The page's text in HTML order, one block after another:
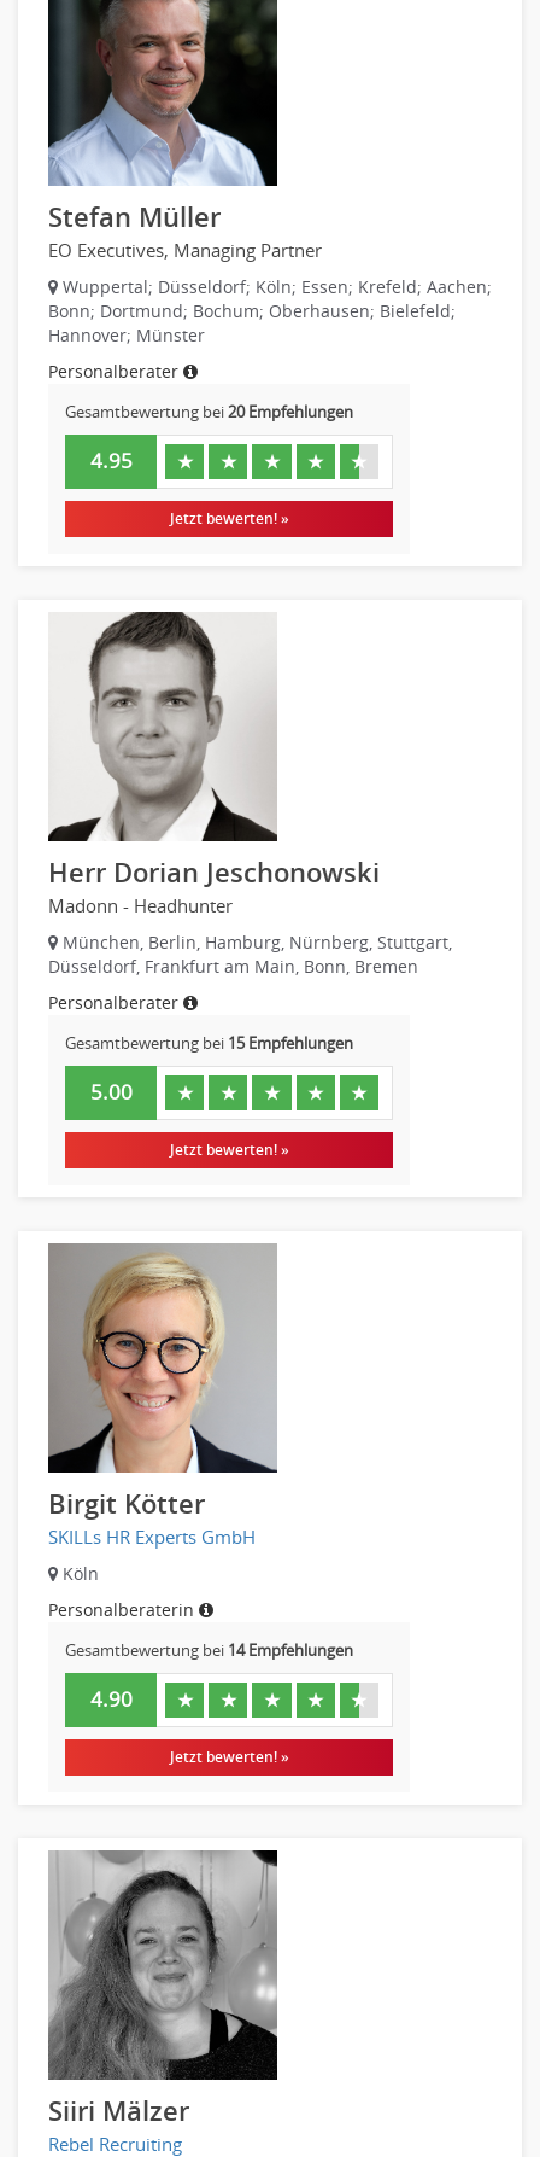
Geowissenschaften
Labor, Forschung
Pharmazie
Physik
Agiles Projektmanagement
Industrie 4.0
Internet of Things
Angestellte, Beamte auf Bundesebene
Angestellte, Beamte auf Landes-, kommunaler Ebene
Angestellte, Beamte im auswärtigen Dienst
Bundeswehr, Wehrverwaltung
Feuerwehr
Steuerverwaltung, Finanzverwaltung
Verbände, Vereine
Ergotherapie
Gesundheits- und Kinderkrankenpflege
Gesundheits- und Krankenpflege
Hebamme, Entbindungshelfer
Heilerziehungspfleger
Logopädie
Pflegehelfer
Sanitätsdienst, ambulanter Dienst
Strahlentherapie
Außendienst
Immobilienmakler
Innendienst, Sachbearbeitung
Kundenservice
Vertrieb & Verkauf Leitung, Teamleitung
Stefan Müller
EO Executives, Managing Partner
Wuppertal; Düsseldorf; Köln; Essen; Krefeld; Aachen;
Bonn; Dortmund; Bochum; Oberhausen; Bielefeld;
Hannover; Münster
Personalberater
Gesamtbewertung bei20 Empfehlungen
4.95 ★ ★ ★ ★ ★
Jetzt bewerten! »
Herr Dorian Jeschonowski
Madonn - Headhunter
München, Berlin, Hamburg, Nürnberg, Stuttgart,
Düsseldorf, Frankfurt am Main, Bonn, Bremen
Personalberater
Gesamtbewertung bei 15 Empfehlungen
5.00 ★ ★ ★ ★ ★
Jetzt bewerten! »
Birgit Kötter
SKILLs HR Experts GmbH
Köln
Personalberaterin
Gesamtbewertung bei 14 Empfehlungen
4.90 ★ ★ ★ ★ ★
Jetzt bewerten! »
Siiri Mälzer
Rebel Recruiting